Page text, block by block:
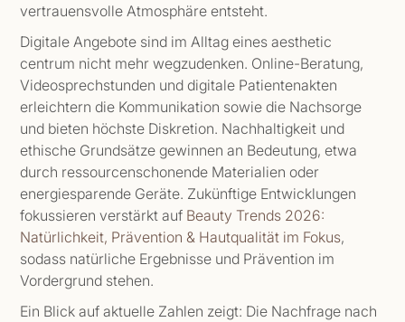
vertrauensvolle Atmosphäre entsteht.
Digitale Angebote sind im Alltag eines aesthetic
centrum nicht mehr wegzudenken. Online-Beratung,
Videosprechstunden und digitale Patientenakten
erleichtern die Kommunikation sowie die Nachsorge
und bieten höchste Diskretion. Nachhaltigkeit und
ethische Grundsätze gewinnen an Bedeutung, etwa
durch ressourcenschonende Materialien oder
energiesparende Geräte. Zukünftige Entwicklungen
fokussieren verstärkt auf Beauty Trends 2026:
Natürlichkeit, Prävention & Hautqualität im Fokus,
sodass natürliche Ergebnisse und Prävention im
Vordergrund stehen.
Ein Blick auf aktuelle Zahlen zeigt: Die Nachfrage nach